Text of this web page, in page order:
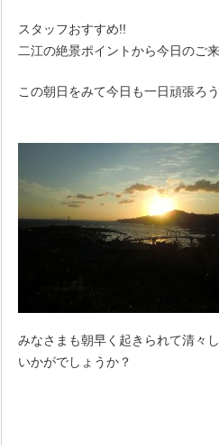
スタッフおすすめ!!
二江の絶景ポイントから今日のご
この朝日をみて今日も一日頑張ろ
みなさまも朝早く起きられて清々
いかがでしょうか？